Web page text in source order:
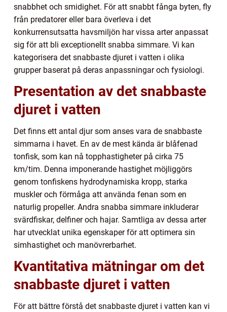
snabbhet och smidighet. För att snabbt fånga byten, fly
från predatorer eller bara överleva i det
konkurrensutsatta havsmiljön har vissa arter anpassat
sig för att bli exceptionellt snabba simmare. Vi kan
kategorisera det snabbaste djuret i vatten i olika
grupper baserat på deras anpassningar och fysiologi.
Presentation av det snabbaste
djuret i vatten
Det finns ett antal djur som anses vara de snabbaste
simmarna i havet. En av de mest kända är blåfenad
tonfisk, som kan nå topphastigheter på cirka 75
km/tim. Denna imponerande hastighet möjliggörs
genom tonfiskens hydrodynamiska kropp, starka
muskler och förmåga att använda fenan som en
naturlig propeller. Andra snabba simmare inkluderar
svärdfiskar, delfiner och hajar. Samtliga av dessa arter
har utvecklat unika egenskaper för att optimera sin
simhastighet och manövrerbarhet.
Kvantitativa mätningar om det
snabbaste djuret i vatten
För att bättre förstå det snabbaste djuret i vatten kan vi